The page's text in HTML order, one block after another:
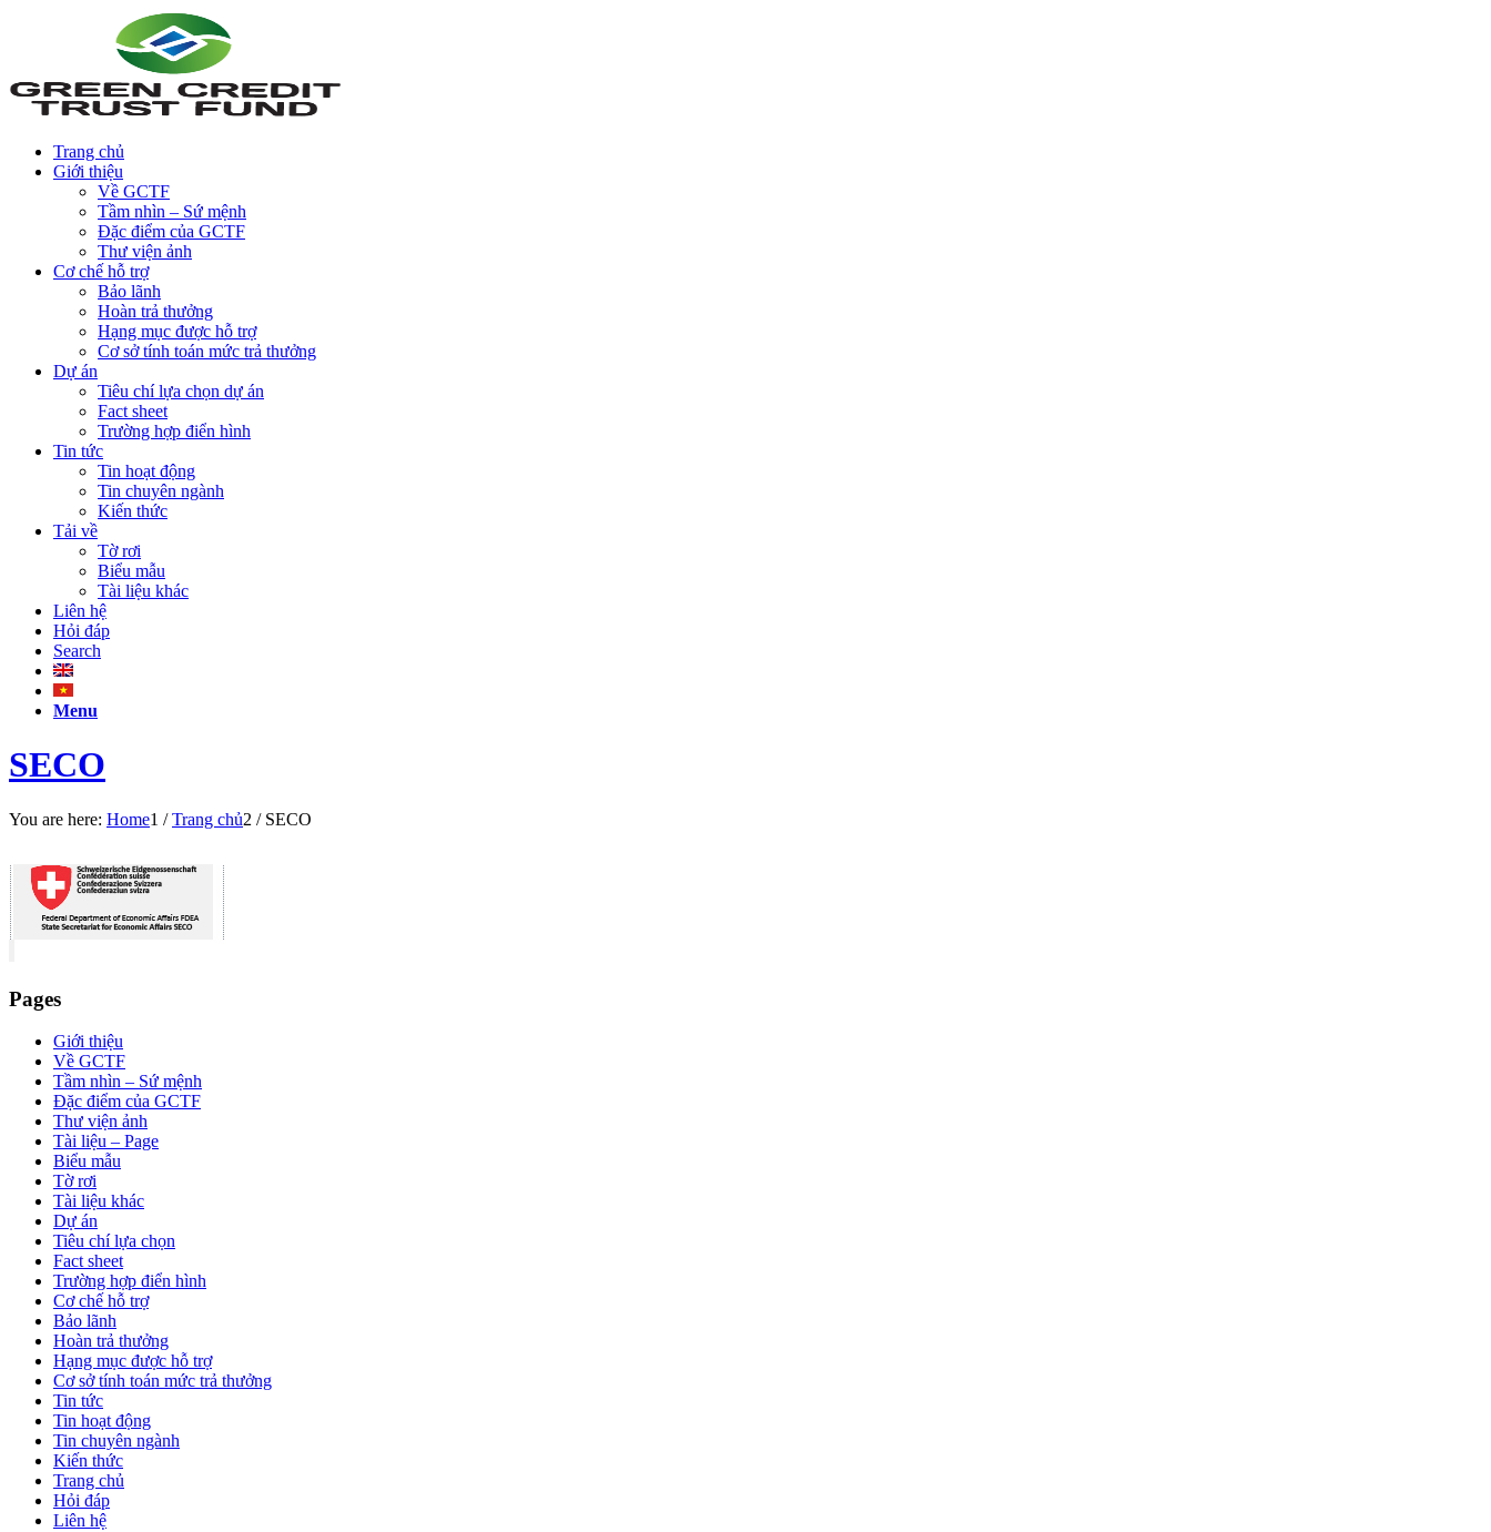
Trang chủ
Giới thiệu
Về GCTF
Tầm nhìn – Sứ mệnh
Đặc điểm của GCTF
Thư viện ảnh
Cơ chế hỗ trợ
Bảo lãnh
Hoàn trả thưởng
Hạng mục được hỗ trợ
Cơ sở tính toán mức trả thưởng
Dự án
Tiêu chí lựa chọn dự án
Fact sheet
Trường hợp điển hình
Tin tức
Tin hoạt động
Tin chuyên ngành
Kiến thức
Tải về
Tờ rơi
Biểu mẫu
Tài liệu khác
Liên hệ
Hỏi đáp
Search
Menu
SECO
You are here: Home1 / Trang chủ2 / SECO
Pages
Giới thiệu
Về GCTF
Tầm nhìn – Sứ mệnh
Đặc điểm của GCTF
Thư viện ảnh
Tài liệu – Page
Biểu mẫu
Tờ rơi
Tài liệu khác
Dự án
Tiêu chí lựa chọn
Fact sheet
Trường hợp điển hình
Cơ chế hỗ trợ
Bảo lãnh
Hoàn trả thưởng
Hạng mục được hỗ trợ
Cơ sở tính toán mức trả thưởng
Tin tức
Tin hoạt động
Tin chuyên ngành
Kiến thức
Trang chủ
Hỏi đáp
Liên hệ